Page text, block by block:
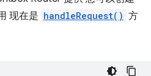
现在是 handleRequest() 方